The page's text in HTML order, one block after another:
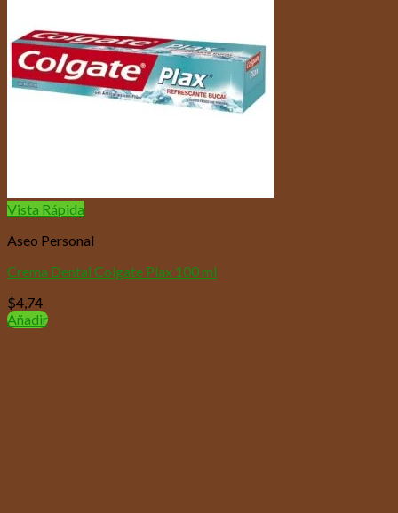
Vista Rápida
Aseo Personal
Crema Dental Colgate Plax 100 ml
$4,74
Añadir